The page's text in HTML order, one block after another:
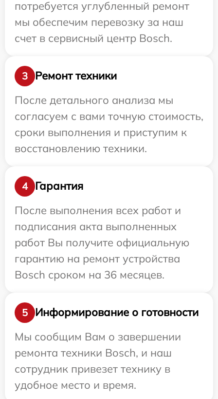
потребуется углубленный ремонт
мы обеспечим перевозку за наш
счет в сервисный центр Bosch.
3
Ремонт техники
После детального анализа мы
согласуем с вами точную стоимость,
сроки выполнения и приступим к
восстановлению техники.
4
Гарантия
После выполнения всех работ и
подписания акта выполненных
работ Вы получите официальную
гарантию на ремонт устройства
Bosch сроком на 36 месяцев.
5
Информирование о готовности
Мы сообщим Вам о завершении
ремонта техники Bosch, и наш
сотрудник привезет технику в
удобное место и время.